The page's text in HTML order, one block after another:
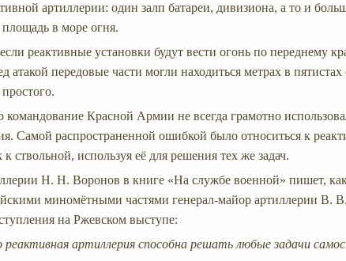
артиллерии: один залп батареи, дивизиона, а то и
в море огня.
реактивные установки будут вести огонь по переднему
атакой передовые части могли находиться метрах в
командование Красной Армии не всегда грамотно
Самой распространенной ошибкой было относиться к
ствольной, используя её для решения тех же задач.
Н. Н. Воронов в книге «На службе военной» пишет,
миномётными частями генерал-майор артиллерии В.
на Ржевском выступе:
реактивная артиллерия способна решать любые задачи